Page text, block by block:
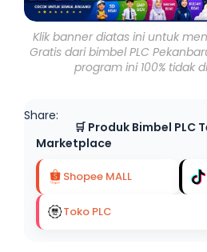
Klik banner diatas ini untuk
Gratis dari bimbel PLC
program ini 100% tidak
Share:
🛒 Produk Bimbel PLC
Marketplace
Shopee MALL
Toko PLC